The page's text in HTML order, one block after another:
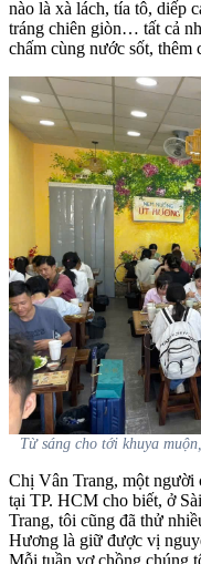
nào là xà lách, tía tô, diếp
tráng chiên giòn… tất cả
chấm cùng nước sốt, thêm
Từ sáng cho tới khuya
Chị Vân Trang, một người
tại TP. HCM cho biết, ở
Trang, tôi cũng đã thử
Hương là giữ được vị